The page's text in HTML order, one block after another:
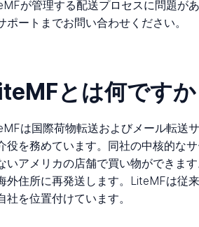
が管理する配送プロセスに問題が
ポートまでお問い合わせください。
とは何ですか
は国際荷物転送およびメール転送
役を務めています。同社の中核的な
いアメリカの店舗で買い物ができま
外住所に再発送します。LiteMFは従
社を位置付けています。